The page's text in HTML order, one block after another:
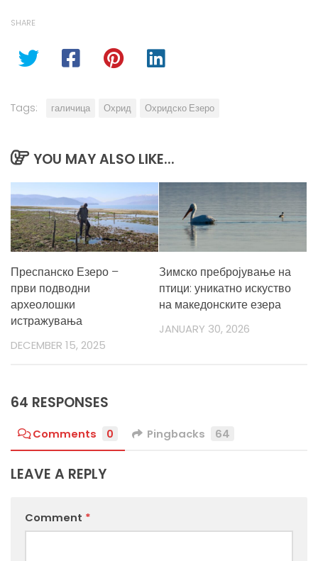
SHARE
Tags: галичица Охрид Охридско Езеро
YOU MAY ALSO LIKE...
Преспанско Езеро –
први подводни
археолошки
истражувања
DECEMBER 15, 2025
Зимско пребројување на
птици: уникатно искуство
на македонските езера
JANUARY 30, 2026
64 RESPONSES
Comments 0 Pingbacks 64
LEAVE A REPLY
Comment *